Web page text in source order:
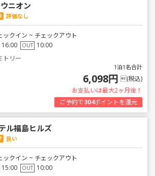
ニオン
評価なし
ックイン ~ チェックアウト
16:00 OUT 10:00
トリー
1泊1名合計
6,098円 (税込)
お支払いは最大2ヶ月後！
ご予約で304ポイントを還元
ル福島ヒルズ
良い
ックイン ~ チェックアウト
15:00 OUT 10:00